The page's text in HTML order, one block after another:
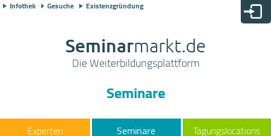
Infothek Gesuche Existenzgründung
Seminarmarkt.de
Die Weiterbildungsplattform
Seminare
Seminare Tagungslocations